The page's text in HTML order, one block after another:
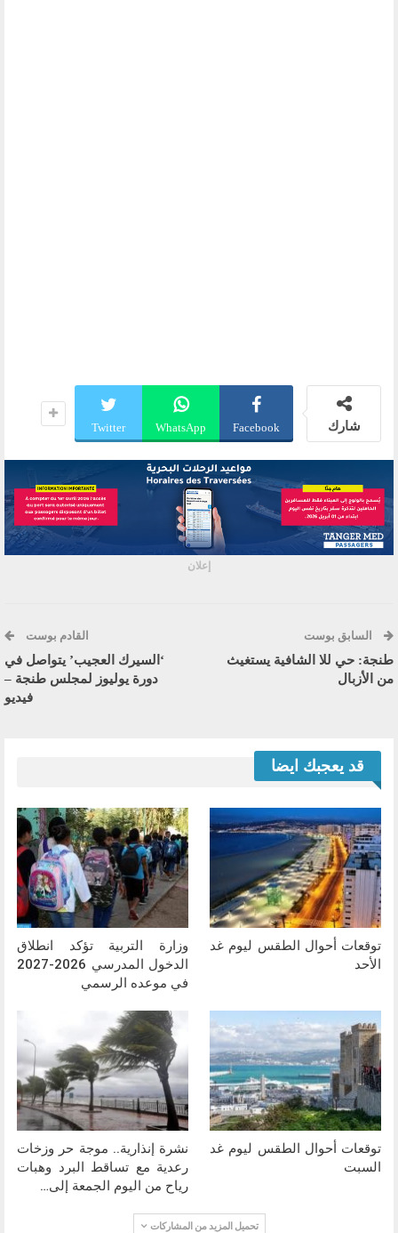
شارك Facebook
WhatsApp
Twitter
إعلان
السابق بوست
طنجة: حي للا الشافية يستغيث
من الأزبال
القادم بوست
‘السيرك العجيب’ يتواصل في
دورة يوليوز لمجلس طنجة –
فيديو
قد يعجبك ايضا
توقعات أحوال الطقس ليوم غد
الأحد
وزارة التربية تؤكد انطلاق
الدخول المدرسي 2026-2027
في موعده الرسمي
توقعات أحوال الطقس ليوم غد
السبت
نشرة إنذارية.. موجة حر وزخات
رعدية مع تساقط البرد وهبات
رياح من اليوم الجمعة إلى…
تحميل المزيد من المشاركات